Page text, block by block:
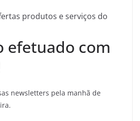
produtos e serviços do
efetuado com
newsletters pela manhã de